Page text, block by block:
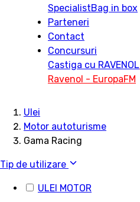
SpecialistBag in box
Parteneri
Contact
Concursuri
Castiga cu RAVENOL
Ravenol - EuropaFM
Ulei
Motor autoturisme
Gama Racing
Tip de utilizare
ULEI MOTOR